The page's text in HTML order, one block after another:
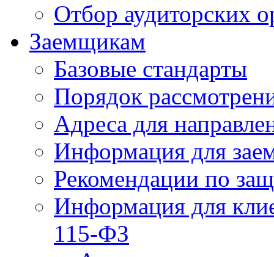
Отбор аудиторских
Заемщикам
Базовые стандарты
Порядок
Адреса для
Информация для
Рекомендации по
Информация для
115-ФЗ